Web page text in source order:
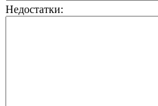
Недостатки: